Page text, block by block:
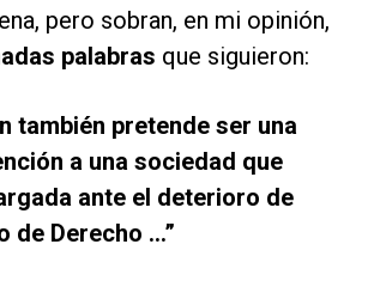
pero sobran, en mi opinión,
palabras que siguieron:
también pretende ser una
a una sociedad que
ante el deterioro de
de Derecho …”